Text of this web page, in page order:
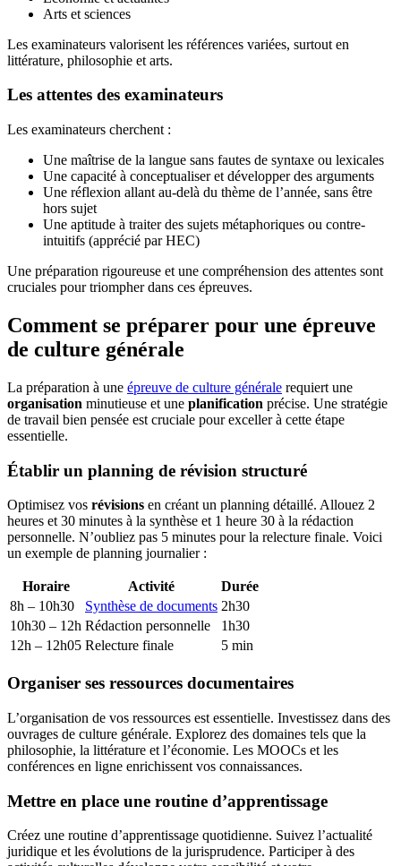
Arts et sciences
Les examinateurs valorisent les références variées, surtout en
littérature, philosophie et arts.
Les attentes des examinateurs
Les examinateurs cherchent :
Une maîtrise de la langue sans fautes de syntaxe ou lexicales
Une capacité à conceptualiser et développer des arguments
Une réflexion allant au-delà du thème de l’année, sans être
hors sujet
Une aptitude à traiter des sujets métaphoriques ou contre-
intuitifs (apprécié par HEC)
Une préparation rigoureuse et une compréhension des attentes sont
cruciales pour triompher dans ces épreuves.
Comment se préparer pour une épreuve
de culture générale
La préparation à une épreuve de culture générale requiert une
organisation minutieuse et une planification précise. Une stratégie
de travail bien pensée est cruciale pour exceller à cette étape
essentielle.
Établir un planning de révision structuré
Optimisez vos révisions en créant un planning détaillé. Allouez 2
heures et 30 minutes à la synthèse et 1 heure 30 à la rédaction
personnelle. N’oubliez pas 5 minutes pour la relecture finale. Voici
un exemple de planning journalier :
Horaire Activité
Durée
8h – 10h30
Synthèse de documents 2h30
10h30 – 12h Rédaction personnelle
1h30
12h – 12h05 Relecture finale 5 min
Organiser ses ressources documentaires
L’organisation de vos ressources est essentielle. Investissez dans des
ouvrages de culture générale. Explorez des domaines tels que la
philosophie, la littérature et l’économie. Les MOOCs et les
conférences en ligne enrichissent vos connaissances.
Mettre en place une routine d’apprentissage
Créez une routine d’apprentissage quotidienne. Suivez l’actualité
juridique et les évolutions de la jurisprudence. Participer à des